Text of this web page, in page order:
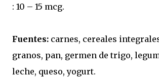
: 10 – 15 mcg.
Fuentes: carnes, cereales
granos, pan, germen de trigo,
leche, queso, yogurt.